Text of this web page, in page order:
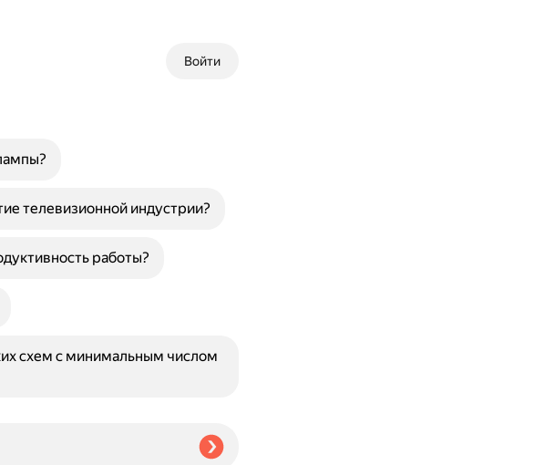
Войти
телевизионной индустрии?
работы?
схем с минимальным числом